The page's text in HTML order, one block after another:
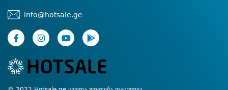
info@hotsale.ge